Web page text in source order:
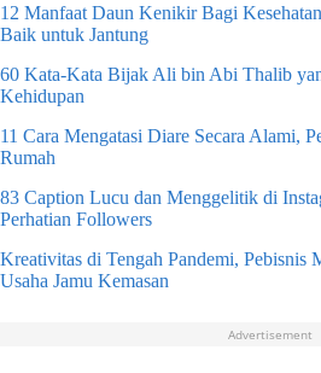
12 Manfaat Daun Kenikir Bagi
Baik untuk Jantung
60 Kata-Kata Bijak Ali bin Abi Thalib
Kehidupan
11 Cara Mengatasi Diare Secara Alami,
Rumah
83 Caption Lucu dan Menggelitik di
Perhatian Followers
Kreativitas di Tengah Pandemi, Pebisnis
Usaha Jamu Kemasan
Advertisement